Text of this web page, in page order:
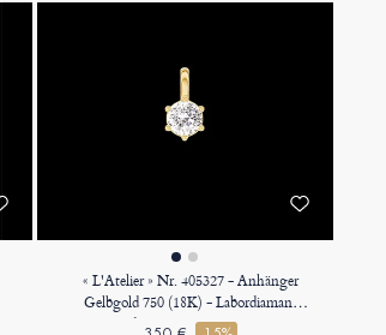
« L'Atelier » Nr. 405327 - Anhänger
Gelbgold 750 (18K) - Labordiamant
Rund 0.3 Karat - Keine Kette